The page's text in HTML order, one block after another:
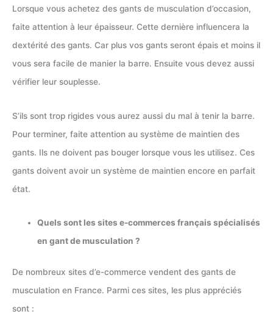
Lorsque vous achetez des gants de musculation d’occasion,
faite attention à leur épaisseur. Cette dernière influencera la
dextérité des gants. Car plus vos gants seront épais et moins il
vous sera facile de manier la barre. Ensuite vous devez aussi
vérifier leur souplesse.
S’ils sont trop rigides vous aurez aussi du mal à tenir la barre.
Pour terminer, faite attention au système de maintien des
gants. Ils ne doivent pas bouger lorsque vous les utilisez. Ces
gants doivent avoir un système de maintien encore en parfait
état.
Quels sont les sites e-commerces français spécialisés
en gant de musculation ?
De nombreux sites d’e-commerce vendent des gants de
musculation en France. Parmi ces sites, les plus appréciés
sont :